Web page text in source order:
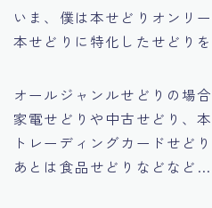
いま、僕は本せどりオンリ
本せどりに特化したせどりを
オールジャンルせどりの場
家電せどりや中古せどり、
トレーディングカードせど
あとは食品せどりなどなど…